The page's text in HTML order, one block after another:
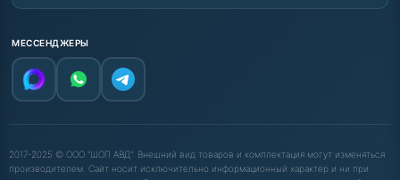
МЕССЕНДЖЕРЫ
2017-2025 © ООО "ШОП АВД". Внешний вид товаров и комплектация могут изменяться
производителем. Сайт носит исключительно информационный характер и ни при